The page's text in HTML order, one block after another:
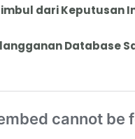
dari Keputusan
Database